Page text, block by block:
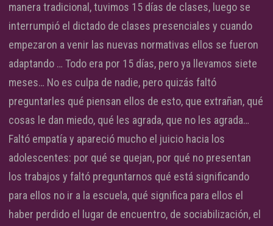
manera tradicional, tuvimos 15 días de clases, luego se
interrumpió el dictado de clases presenciales y cuando
empezaron a venir las nuevas normativas ellos se fueron
adaptando … Todo era por 15 días, pero ya llevamos siete
meses… No es culpa de nadie, pero quizás faltó
preguntarles qué piensan ellos de esto, que extrañan, qué
cosas le dan miedo, qué les agrada, que no les agrada…
Faltó empatía y apareció mucho el juicio hacia los
adolescentes: por qué se quejan, por qué no presentan
los trabajos y faltó preguntarnos qué está significando
para ellos no ir a la escuela, qué significa para ellos el
haber perdido el lugar de encuentro, de sociabilización, el